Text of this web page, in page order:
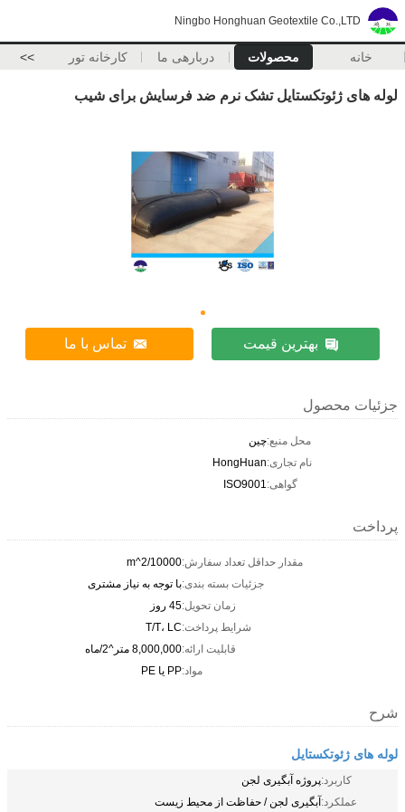
Ningbo Honghuan Geotextile Co.,LTD
خانه محصولات دربارهی ما کارخانه تور >>
لوله های ژئوتکستایل تشک نرم ضد فرسایش برای شیب
بهترین قیمت تماس با ما
جزئیات محصول
محل منبع:چین
نام تجاری:HongHuan
گواهی:ISO9001
پرداخت
مقدار حداقل تعداد سفارش:10000/m^2
جزئیات بسته بندی:با توجه به نیاز مشتری
زمان تحویل:45 روز
شرایط پرداخت:T/T، LC
قابلیت ارائه:8,000,000 متر^2/ماه
مواد:PP یا PE
شرح
لوله های ژئوتکستایل
کاربرد:پروژه آبگیری لجن
عملکرد:آبگیری لجن / حفاظت از محیط زیست